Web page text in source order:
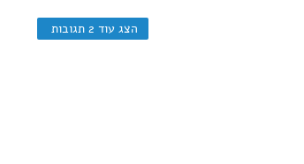
הצג עוד 2 תגובות